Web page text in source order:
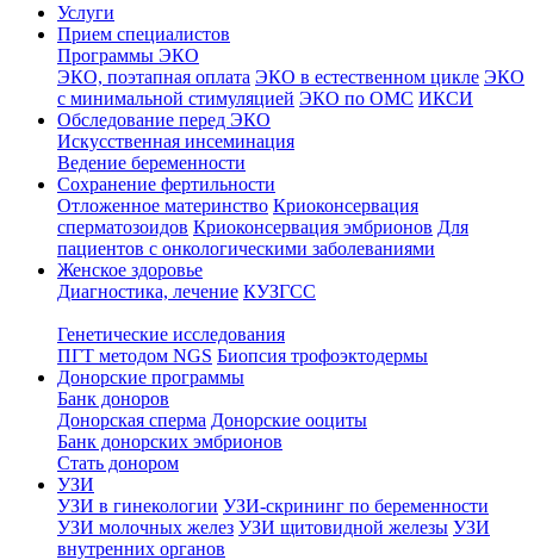
Услуги
Прием специалистов
Программы ЭКО
ЭКО, поэтапная оплата ЭКО в естественном цикле ЭКО
с минимальной стимуляцией ЭКО по ОМС ИКСИ
Обследование перед ЭКО
Искусственная инсеминация
Ведение беременности
Сохранение фертильности
Отложенное материнство Криоконсервация
сперматозоидов Криоконсервация эмбрионов Для
пациентов с онкологическими заболеваниями
Женское здоровье
Диагностика, лечение КУЗГСС
Генетические исследования
ПГТ методом NGS Биопсия трофоэктодермы
Донорские программы
Банк доноров
Донорская сперма Донорские ооциты
Банк донорских эмбрионов
Стать донором
УЗИ
УЗИ в гинекологии УЗИ-скрининг по беременности
УЗИ молочных желез УЗИ щитовидной железы УЗИ
внутренних органов